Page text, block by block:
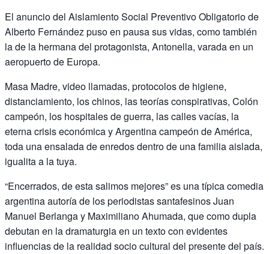
El anuncio del Aislamiento Social Preventivo Obligatorio de
Alberto Fernández puso en pausa sus vidas, como también
la de la hermana del protagonista, Antonella, varada en un
aeropuerto de Europa.
Masa Madre, video llamadas, protocolos de higiene,
distanciamiento, los chinos, las teorías conspirativas, Colón
campeón, los hospitales de guerra, las calles vacías, la
eterna crisis económica y Argentina campeón de América,
toda una ensalada de enredos dentro de una familia aislada,
igualita a la tuya.
“Encerrados, de esta salimos mejores” es una típica comedia
argentina autoría de los periodistas santafesinos Juan
Manuel Berlanga y Maximiliano Ahumada, que como dupla
debutan en la dramaturgia en un texto con evidentes
influencias de la realidad socio cultural del presente del país.